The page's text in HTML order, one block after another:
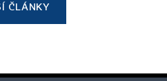
ČLÁNKY